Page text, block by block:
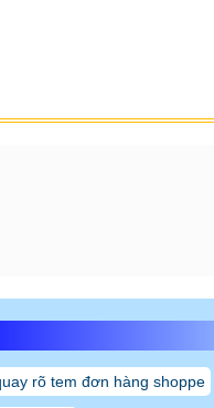
rõ tem đơn hàng shoppe